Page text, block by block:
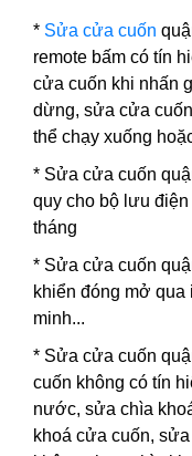
* Sửa cửa cuốn
remote bấm có tín
cửa cuốn khi nhấn
dừng, sửa cửa
thể chạy xuống
* Sửa cửa cuốn
quy cho bộ lưu
tháng
* Sửa cửa cuốn
khiển đóng mở qua
minh...
* Sửa cửa cuốn
cuốn không có tín
nước, sửa chìa
khoá cửa cuốn,